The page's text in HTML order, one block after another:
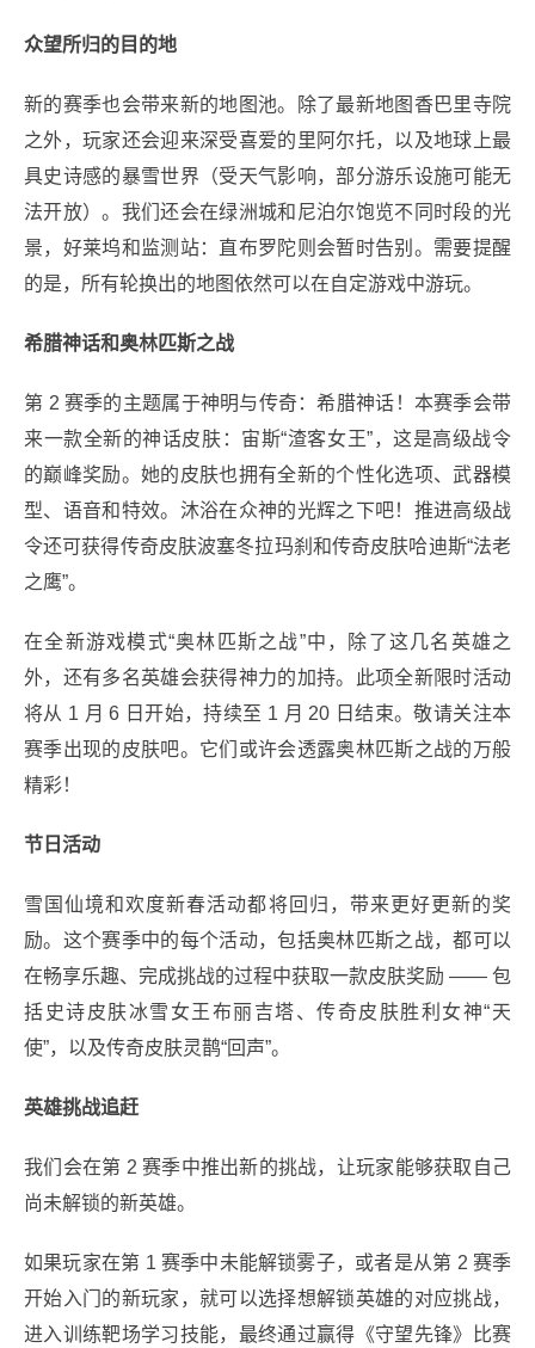
众望所归的目的地
新的赛季也会带来新的地图池。除了最新地图香巴里寺院
之外，玩家还会迎来深受喜爱的里阿尔托，以及地球上最
具史诗感的暴雪世界（受天气影响，部分游乐设施可能无
法开放）。我们还会在绿洲城和尼泊尔饱览不同时段的光
景，好莱坞和监测站：直布罗陀则会暂时告别。需要提醒
的是，所有轮换出的地图依然可以在自定游戏中游玩。
希腊神话和奥林匹斯之战
第 2 赛季的主题属于神明与传奇：希腊神话！本赛季会带
来一款全新的神话皮肤：宙斯“渣客女王”，这是高级战令
的巅峰奖励。她的皮肤也拥有全新的个性化选项、武器模
型、语音和特效。沐浴在众神的光辉之下吧！推进高级战
令还可获得传奇皮肤波塞冬拉玛刹和传奇皮肤哈迪斯“法老
之鹰”。
在全新游戏模式“奥林匹斯之战”中，除了这几名英雄之
外，还有多名英雄会获得神力的加持。此项全新限时活动
将从 1 月 6 日开始，持续至 1 月 20 日结束。敬请关注本
赛季出现的皮肤吧。它们或许会透露奥林匹斯之战的万般
精彩！
节日活动
雪国仙境和欢度新春活动都将回归，带来更好更新的奖
励。这个赛季中的每个活动，包括奥林匹斯之战，都可以
在畅享乐趣、完成挑战的过程中获取一款皮肤奖励 —— 包
括史诗皮肤冰雪女王布丽吉塔、传奇皮肤胜利女神“天
使”，以及传奇皮肤灵鹊“回声”。
英雄挑战追赶
我们会在第 2 赛季中推出新的挑战，让玩家能够获取自己
尚未解锁的新英雄。
如果玩家在第 1 赛季中未能解锁雾子，或者是从第 2 赛季
开始入门的新玩家，就可以选择想解锁英雄的对应挑战，
进入训练靶场学习技能，最终通过赢得《守望先锋》比赛